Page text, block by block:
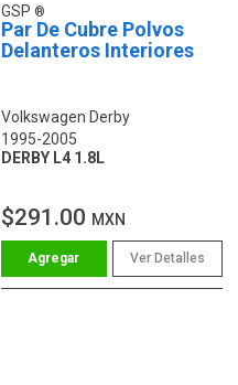
GSP
Par De Cubre Polvos
Delanteros Interiores
Volkswagen Derby
1995-2005
DERBY L4 1.8L
$291.00 MXN
Ver Detalles